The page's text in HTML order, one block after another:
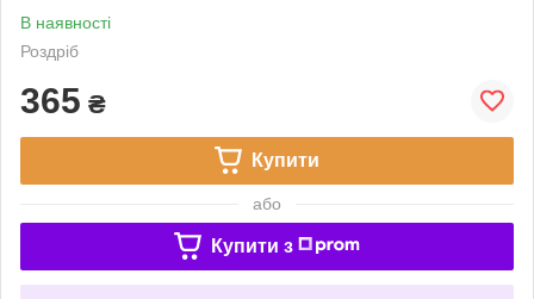
В наявності
Роздріб
365 ₴
Купити
або
Купити з